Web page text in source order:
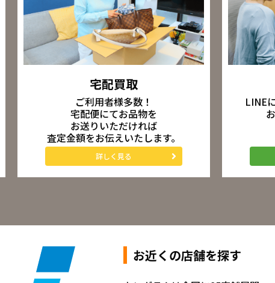
宅配買取
ご利用者様多数！
宅配便にてお品物を
お送りいただければ
査定金額をお伝えいたします。
詳しく見る
LINE
お近くの店舗を探す